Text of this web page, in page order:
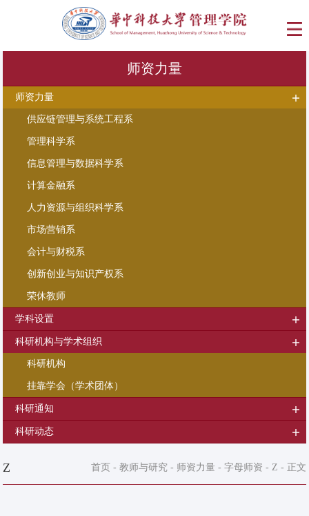
师资力量
师资力量
供应链管理与系统工程系
管理科学系
信息管理与数据科学系
计算金融系
人力资源与组织科学系
市场营销系
会计与财税系
创新创业与知识产权系
荣休教师
学科设置
科研机构与学术组织
科研机构
挂靠学会（学术团体）
科研通知
科研动态
Z 首页 - 教师与研究- 师资力量- 字母师资 - Z - 正文